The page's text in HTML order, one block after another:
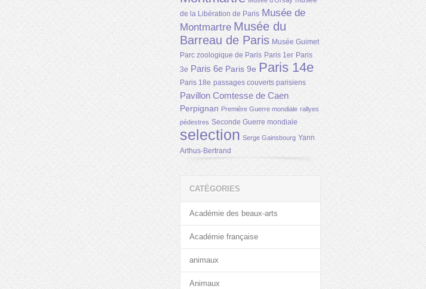
de la Libération de Paris Musée de
Montmartre Musée du
Barreau de Paris Musée Guimet
Parc zoologique de Paris Paris 1er Paris
3e Paris 6e Paris 9e Paris 14e
Paris 18e passages couverts parisiens
Pavillon Comtesse de Caen
Perpignan Première Guerre mondiale rallyes
pédestres Seconde Guerre mondiale
selection Serge Gainsbourg Yann
Arthus-Bertrand
CATÉGORIES
Académie des beaux-arts
Académie française
animaux
Animaux